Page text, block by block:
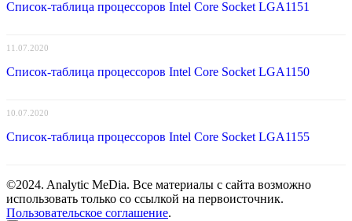
Список-таблица процессоров Intel Core Socket LGA1151
11.07.2020
Список-таблица процессоров Intel Core Socket LGA1150
10.07.2020
Список-таблица процессоров Intel Core Socket LGA1155
©2024. Analytic MeDia. Все материалы с сайта возможно
использовать только со ссылкой на первоисточник.
Пользовательское соглашение.